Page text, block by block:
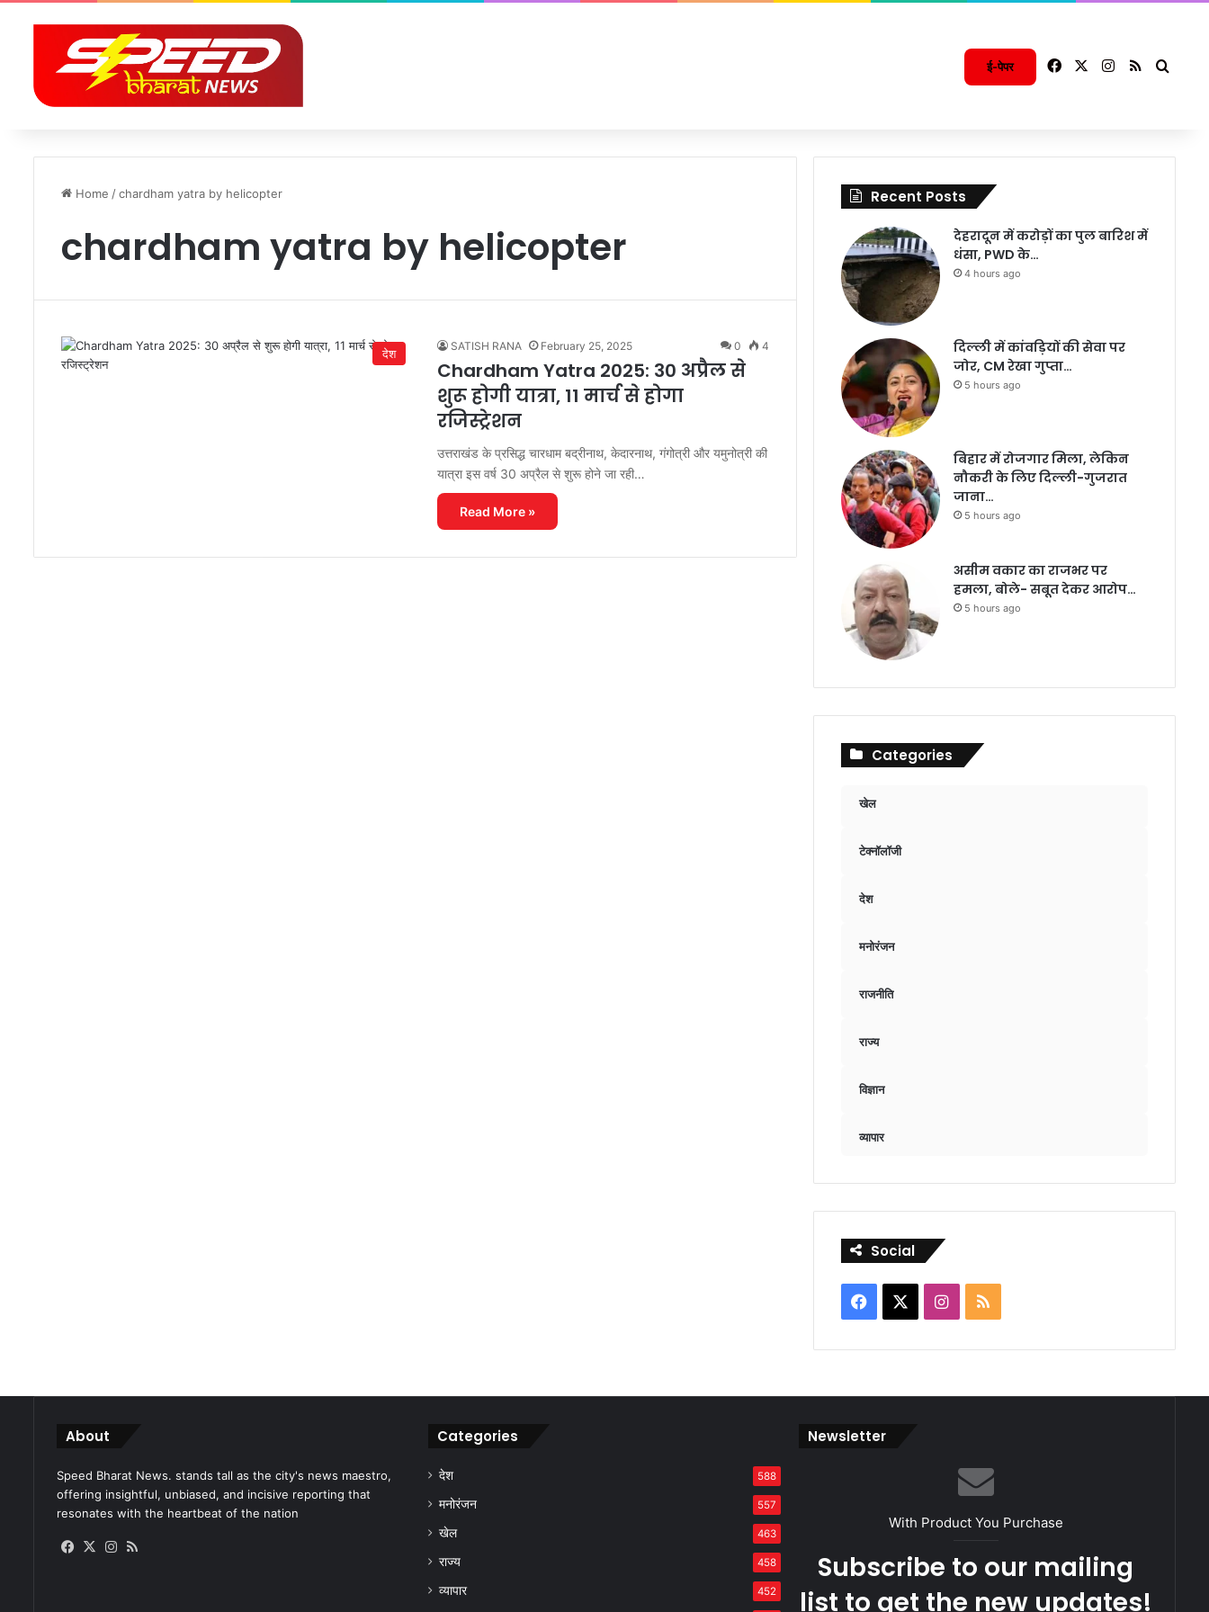
ई-पेपर FacebookInstagram
RSS
Home /chardham yatra by helicopter
chardham yatra by helicopter
देश
SATISH RANA February 25, 2025 0 4
Chardham Yatra 2025: 30 अप्रैल से
शुरू होगी यात्रा, 11 मार्च से होगा
रजिस्ट्रेशन
उत्तराखंड के प्रसिद्ध चारधाम बद्रीनाथ, केदारनाथ, गंगोत्री और यमुनोत्री की
यात्रा इस वर्ष 30 अप्रैल से शुरू होने जा रही…
Read More »
Recent Posts
देहरादून में करोड़ों का पुल बारिश में
धंसा, PWD के…
4 hours ago
दिल्ली में कांवड़ियों की सेवा पर
जोर, CM रेखा गुप्ता…
5 hours ago
बिहार में रोजगार मिला, लेकिन
नौकरी के लिए दिल्ली-गुजरात
जाना…
5 hours ago
असीम वकार का राजभर पर
हमला, बोले- सबूत देकर आरोप…
5 hours ago
Categories
खेल
टेक्नॉलॉजी
देश
मनोरंजन
राजनीति
राज्य
विज्ञान
व्यापार
Social
Facebook Instagram
RSS
About
Speed Bharat News. stands tall as the city's news maestro,
offering insightful, unbiased, and incisive reporting that
resonates with the heartbeat of the nation
Facebook
X Instagram
Categories
देश 588
मनोरंजन 557
खेल 463
राज्य 458
व्यापार 452
Newsletter
With Product You Purchase
Subscribe to our mailing
list to get the new updates!